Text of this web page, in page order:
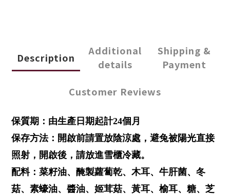
Description
Additional
details
Shipping &
Payment
Customer Reviews
保質期：由生產日期起計24個月
保存方法：開啟前請置放陰涼處，避兔被陽光直接
照射，開啟後，請放進雪櫃冷藏。
配料：菜籽油、醃製蘿蔔乾、木耳、牛肝菌、冬
菇、素蠔油、醬油、姬茸菇、黃耳、榆耳、糖、芝